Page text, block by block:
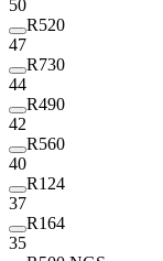
50
R520
47
R730
44
R490
42
R560
40
R124
37
R164
35